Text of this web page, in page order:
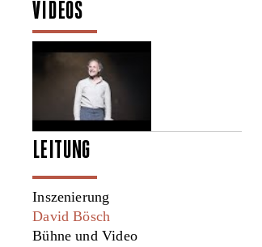
VIDEOS
LEITUNG
Inszenierung
David Bösch
Bühne und Video